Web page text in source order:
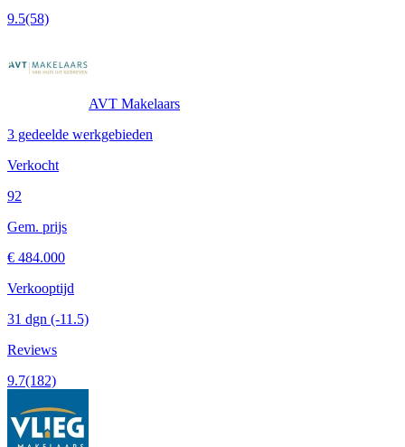
9.5(58)
AVT Makelaars
3 gedeelde werkgebieden
Verkocht
92
Gem. prijs
€ 484.000
Verkooptijd
31 dgn (-11.5)
Reviews
9.7(182)